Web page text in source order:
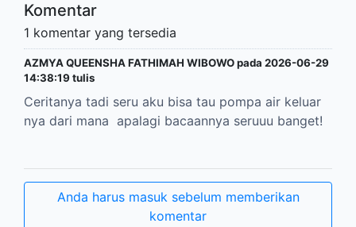
Komentar
1 komentar yang tersedia
AZMYA QUEENSHA FATHIMAH WIBOWO pada 2026-06-29
14:38:19 tulis
Ceritanya tadi seru aku bisa tau pompa air keluar
nya dari mana apalagi bacaannya seruuu banget!
Anda harus masuk sebelum memberikan
komentar